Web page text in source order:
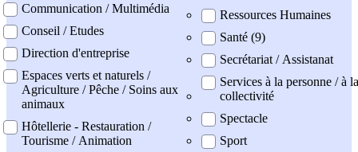
Communication / Multimédia
Conseil / Etudes
Direction d'entreprise
Espaces verts et naturels /
Agriculture / Pêche / Soins aux
animaux
Hôtellerie - Restauration /
Tourisme / Animation
Ressources Humaines
Santé (9)
Secrétariat / Assistanat
Services à la personne / à la
collectivité
Spectacle
Sport